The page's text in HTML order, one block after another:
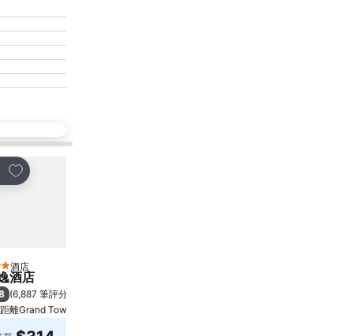
放到收藏夾
級酒店
酒店
(6,887 筆評分
距離Grand Tower 6.7 公里